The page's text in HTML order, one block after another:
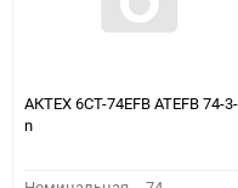
АКТЕХ 6СТ-74EFB ATEFB 74-3-R-
n